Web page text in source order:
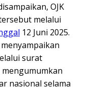
OJK
melalui
12 Juni 2025.
surat
nasional selama